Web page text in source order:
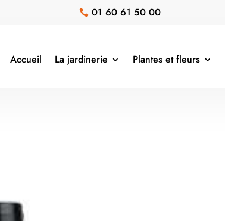
 01 60 61 50 00
Accueil La jardinerie Plantes et fleurs